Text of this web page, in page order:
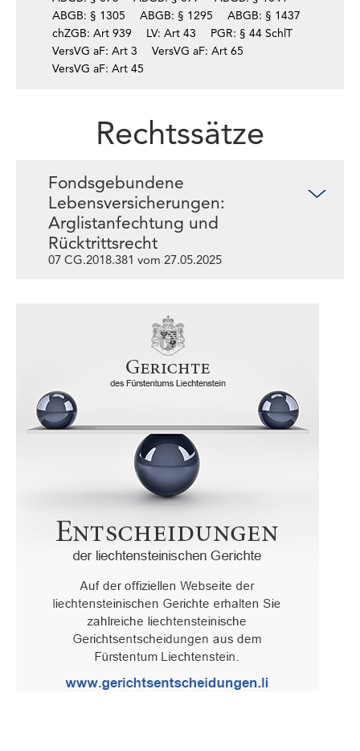
ABGB: § 1305
ABGB: § 1295
ABGB: § 1437
chZGB: Art 939
LV: Art 43
PGR: § 44 SchlT
VersVG aF: Art 3
VersVG aF: Art 65
VersVG aF: Art 45
Rechtssätze
Fondsgebundene
Lebensversicherungen:
Arglistanfechtung und
Rücktrittsrecht
07 CG.2018.381 vom 27.05.2025